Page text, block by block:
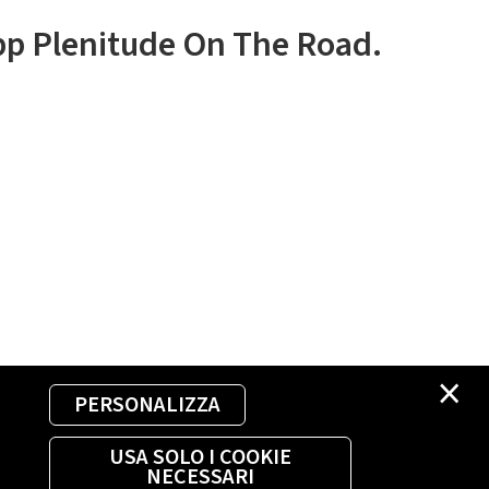
×
PERSONALIZZA
USA SOLO I COOKIE
NECESSARI
Plenitude On The Road.